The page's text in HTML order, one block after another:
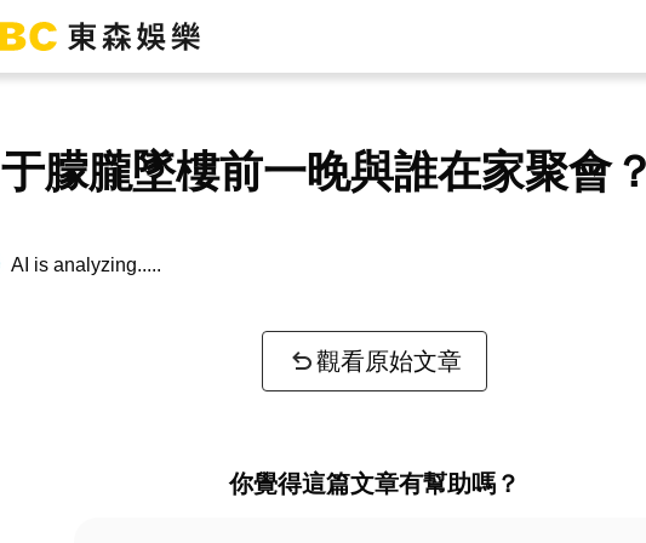
于朦朧墜樓前一晚與誰在家聚會
AI is analyzing...
觀看原始文章
你覺得這篇文章有幫助嗎？